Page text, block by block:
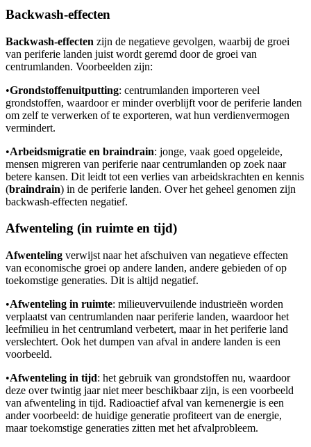
Backwash-effecten
Backwash-effecten zijn de negatieve gevolgen, waarbij de groei
van periferie landen juist wordt geremd door de groei van
centrumlanden. Voorbeelden zijn:
•Grondstoffenuitputting: centrumlanden importeren veel
grondstoffen, waardoor er minder overblijft voor de periferie landen
om zelf te verwerken of te exporteren, wat hun verdienvermogen
vermindert.
•Arbeidsmigratie en braindrain: jonge, vaak goed opgeleide,
mensen migreren van periferie naar centrumlanden op zoek naar
betere kansen. Dit leidt tot een verlies van arbeidskrachten en kennis
(braindrain) in de periferie landen. Over het geheel genomen zijn
backwash-effecten negatief.
Afwenteling (in ruimte en tijd)
Afwenteling verwijst naar het afschuiven van negatieve effecten
van economische groei op andere landen, andere gebieden of op
toekomstige generaties. Dit is altijd negatief.
•Afwenteling in ruimte: milieuvervuilende industrieën worden
verplaatst van centrumlanden naar periferie landen, waardoor het
leefmilieu in het centrumland verbetert, maar in het periferie land
verslechtert. Ook het dumpen van afval in andere landen is een
voorbeeld.
•Afwenteling in tijd: het gebruik van grondstoffen nu, waardoor
deze over twintig jaar niet meer beschikbaar zijn, is een voorbeeld
van afwenteling in tijd. Radioactief afval van kernenergie is een
ander voorbeeld: de huidige generatie profiteert van de energie,
maar toekomstige generaties zitten met het afvalprobleem.